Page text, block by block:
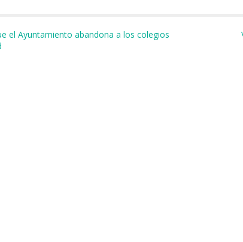
d
s
p
a
m
ar
ti
el Ayuntamiento abandona a los colegios